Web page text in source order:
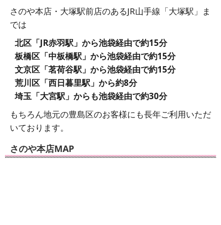
さのや本店・大塚駅前店のあるJR山手線「大塚駅」ま
では
北区「JR赤羽駅」から池袋経由で約15分
板橋区「中板橋駅」から池袋経由で約15分
文京区「茗荷谷駅」から池袋経由で約15分
荒川区「西日暮里駅」から約8分
埼玉「大宮駅」からも池袋経由で約30分
もちろん地元の豊島区のお客様にも長年ご利用いただ
いております。
さのや本店MAP